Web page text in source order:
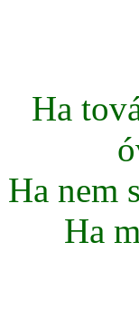
Ha
Ha nem
Ha